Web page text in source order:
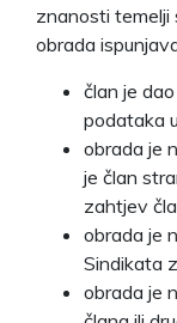
znanosti temelji
obrada
član je
podataka
obrada je
je član
zahtjev
obrada je
Sindikata
obrada je